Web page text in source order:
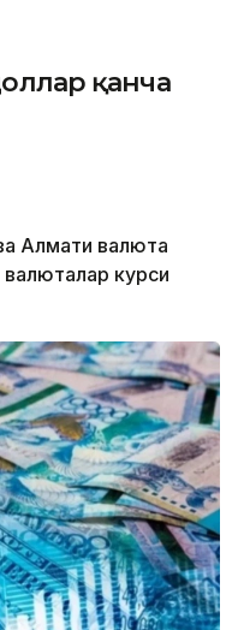
қанча
Алмати валюта
курси